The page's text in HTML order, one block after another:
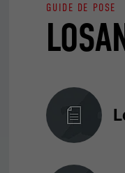
GUIDE DE POSE